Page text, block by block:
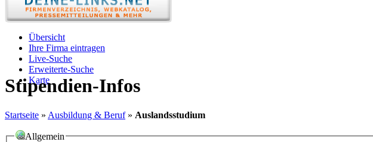
Übersicht
Ihre Firma eintragen
Live-Suche
Erweiterte-Suche
Karte
Stipendien-Infos
Startseite » Ausbildung & Beruf» Auslandsstudium
Allgemein